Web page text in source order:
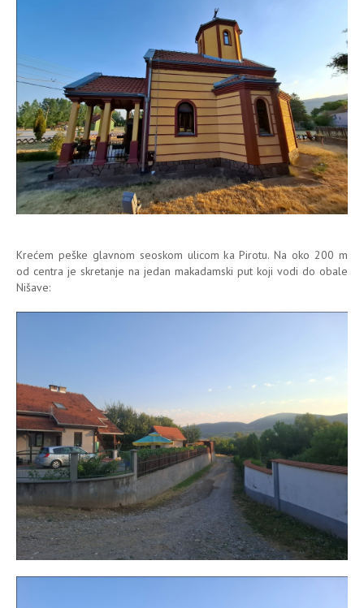
Krećem peške glavnom seoskom ulicom ka Pirotu. Na oko 200 m
od centra je skretanje na jedan makadamski put koji vodi do obale
Nišave: